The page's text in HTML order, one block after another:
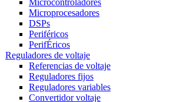
Microcontroladores
Microprocesadores
DSPs
Periféricos
PerifÉricos
Reguladores de voltaje
Referencias de voltaje
Reguladores fijos
Reguladores variables
Convertidor voltaje